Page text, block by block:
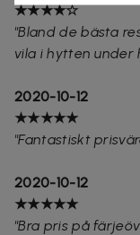
★★★★☆
"Bland de bästa
vila i hytten under
2020-10-12
★★★★★
"Fantastiskt
2020-10-12
★★★★★
"Bra pris på